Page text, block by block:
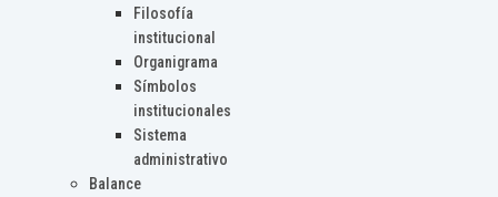
Filosofía
institucional
Organigrama
Símbolos
institucionales
Sistema
administrativo
Balance